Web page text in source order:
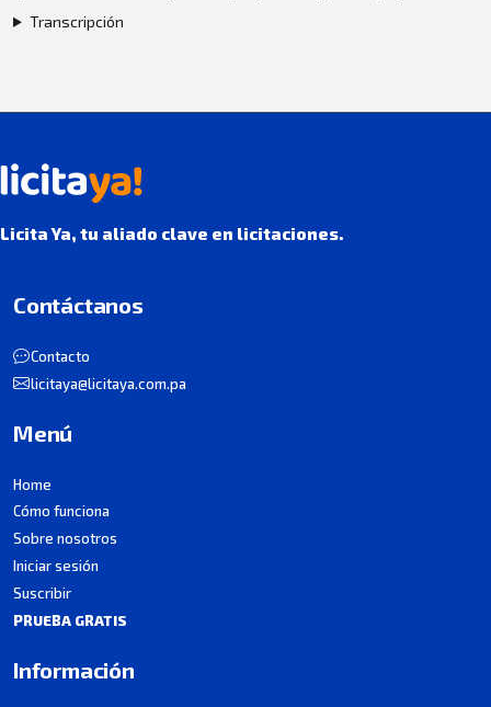
Transcripción
Licita Ya, tu aliado clave en licitaciones.
Contáctanos
Contacto
licitaya@licitaya.com.pa
Menú
Home
Cómo funciona
Sobre nosotros
Iniciar sesión
Suscribir
PRUEBA GRATIS
Información